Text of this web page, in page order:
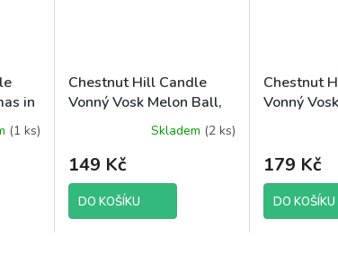
in
(1 ks)
Chestnut Hill Candle
Vonný Vosk Melon Ball,
produktu
je
5,0
z
Skladem (2 ks)
149 Kč
DO KOŠÍKU
Chestnut
Vonný
179 Kč
DO KOŠÍKU